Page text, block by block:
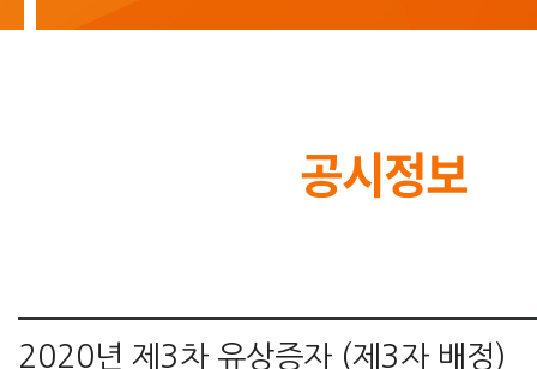
공시정보
2020년 제3차 유상증자 (제3자 배정)